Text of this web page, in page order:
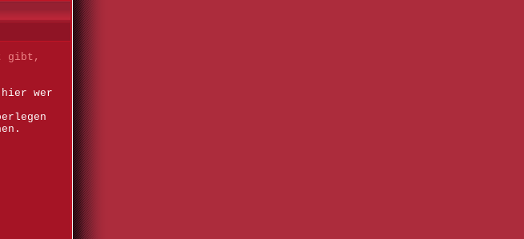
gibt,
wer